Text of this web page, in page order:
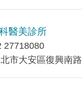
醫美診所
27718080
市大安區復興南